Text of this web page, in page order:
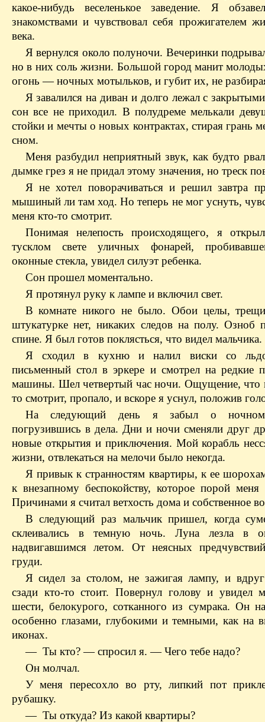
какое-нибудь веселенькое заведение. Я
знакомствами и чувствовал себя прожигателем
века.
Я вернулся около полуночи. Вечеринки
но в них соль жизни. Большой город манит
огонь — ночных мотыльков, и губит их, не
Я завалился на диван и долго лежал с
сон все не приходил. В полудреме мелькали
стойки и мечты о новых контрактах, стирая грань
сном.
Меня разбудил неприятный звук, как будто
дымке грез я не придал этому значения, но треск
Я не хотел поворачиваться и решил завтра
мышиный ли там ход. Но теперь не мог уснуть,
меня кто-то смотрит.
Понимая нелепость происходящего, я
тусклом свете уличных фонарей,
оконные стекла, увидел силуэт ребенка.
Сон прошел моментально.
Я протянул руку к лампе и включил свет.
В комнате никого не было. Обои целы,
штукатурке нет, никаких следов на полу. Озноб
спине. Я был готов поклясться, что видел мальчика.
Я сходил в кухню и налил виски со
письменный стол в эркере и смотрел на редкие
машины. Шел четвертый час ночи. Ощущение, что
то смотрит, пропало, и вскоре я уснул, положив
На следующий день я забыл о ночном
погрузившись в дела. Дни и ночи сменяли друг
новые открытия и приключения. Мой корабль
жизни, отвлекаться на мелочи было некогда.
Я привык к странностям квартиры, к ее
к внезапному беспокойству, которое порой меня
Причинами я считал ветхость дома и собственное
В следующий раз мальчик пришел, когда
склеивались в темную ночь. Луна лезла в
надвигавшимся летом. От неясных
груди.
Я сидел за столом, не зажигая лампу, и
сзади кто-то стоит. Повернул голову и увидел
шести, белокурого, сотканного из сумрака. Он
особенно глазами, глубокими и темными, как на
иконах.
— Ты кто? — спросил я. — Чего тебе надо?
Он молчал.
У меня пересохло во рту, липкий пот
рубашку.
— Ты откуда? Из какой квартиры?